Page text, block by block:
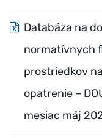
Databáza na
normatívnych
prostriedkov
opatrenie –
mesiac máj